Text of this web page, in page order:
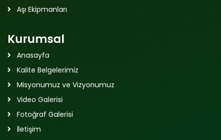
Aşı Ekipmanları
Kurumsal
Anasayfa
Kalite Belgelerimiz
Misyonumuz ve Vizyonumuz
Video Galerisi
Fotoğraf Galerisi
İletişim